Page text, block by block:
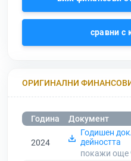
сравни с
ОРИГИНАЛНИ
Година Документ
2024
Годишен
дейността
покажи още